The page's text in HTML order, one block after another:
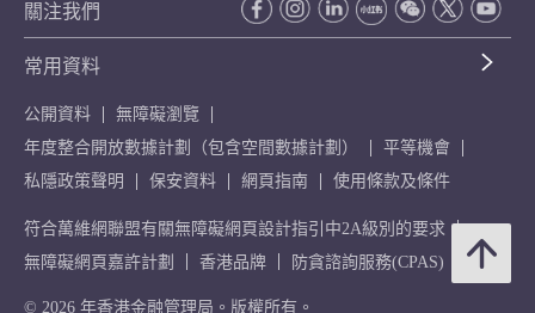
關注我們
常用資料
公開資料
無障礙瀏覽
年度整合開放數據計劃（包含空間數據計劃）
平等機會
私隱政策聲明
保安資料 網頁指南 使用條款及條件
符合萬維網聯盟有關無障礙網頁設計指引中2A級別的要求
無障礙網頁嘉許計劃
香港品牌 防貪諮詢服務(CPAS)
© 2026 年香港金融管理局。版權所有。